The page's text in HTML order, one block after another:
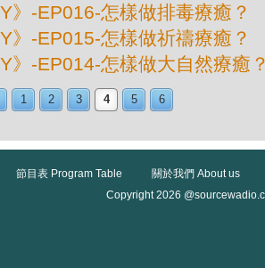
》-EP016-怎樣做排毒療癒？
》-EP015-怎樣做祈禱療癒？
》-EP014-怎樣做大自然療癒
1 2 3 4 5 6
節目表 Program Table
關於我們 About us
Copyright 2026